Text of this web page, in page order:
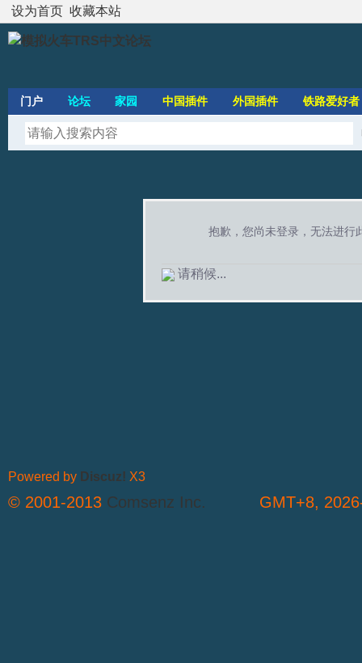
设为首页 收藏本站
门户 论坛 家园 中国插件 外国插件 铁路爱好者
抱歉，您尚未登录，无法进行
请稍候...
GMT+8,
Powered by Discuz! X3
© 2001-2013 Comsenz Inc.